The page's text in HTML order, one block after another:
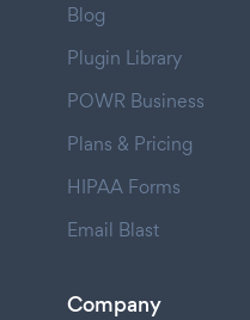
Blog
Plugin Library
POWR Business
Plans & Pricing
HIPAA Forms
Email Blast
Company